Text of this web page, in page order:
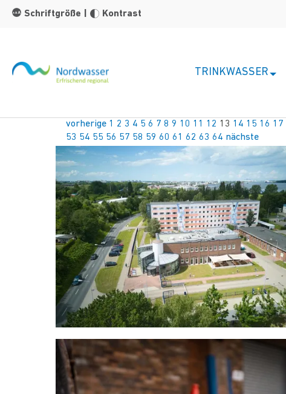
Zum Hauptinhalt springen
Schriftgröße
Kontrast
TRINKWASSER
vorherige 1 2 3 4 5 6 7 8 9 10 11 12 13 14 15 16 17
53 54 55 56 57 58 59 60 61 62 63 64 nächste